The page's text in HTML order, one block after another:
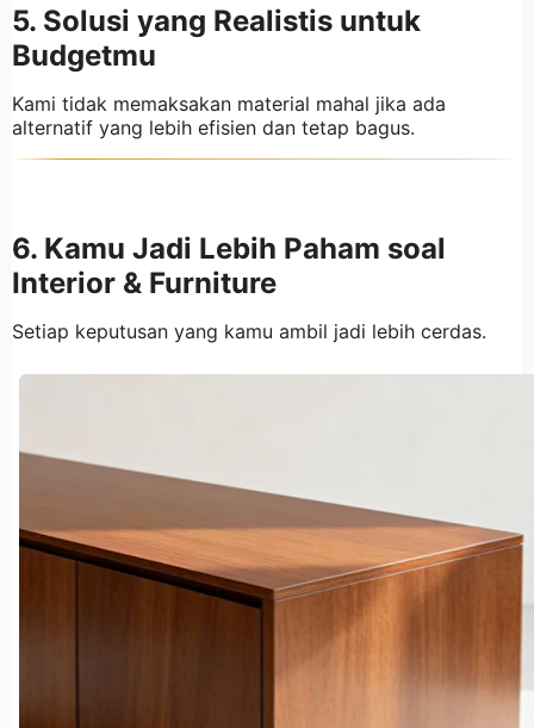
5. Solusi yang Realistis untuk
Budgetmu
Kami tidak memaksakan material mahal jika ada
alternatif yang lebih efisien dan tetap bagus.
6. Kamu Jadi Lebih Paham soal
Interior & Furniture
Setiap keputusan yang kamu ambil jadi lebih cerdas.